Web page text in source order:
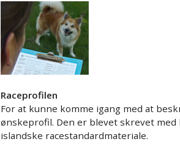
Raceprofilen
For at kunne komme igang med at
ønskeprofil. Den er blevet skrevet
islandske racestandardmateriale.